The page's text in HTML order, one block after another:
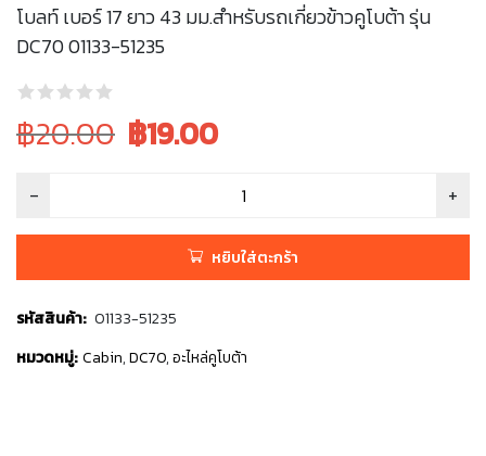
โบลท์ เบอร์ 17 ยาว 43 มม.สำหรับรถเกี่ยวข้าวคูโบต้า รุ่น
DC70 01133-51235
Original
price
was:
฿20.00 Current
฿19.00
หยิบใส่ตะกร้า
รหัสสินค้า: 01133-51235
หมวดหมู่: Cabin,DC70,อะไหล่คูโบต้า